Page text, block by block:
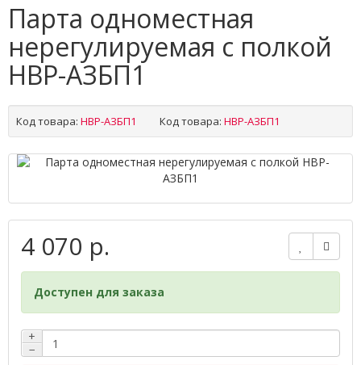
Парта одноместная
нерегулируемая с полкой
НВР-АЗБП1
Код товара: НВР-АЗБП1 Код товара: НВР-АЗБП1
4 070 р.
Доступен для заказа
+
−